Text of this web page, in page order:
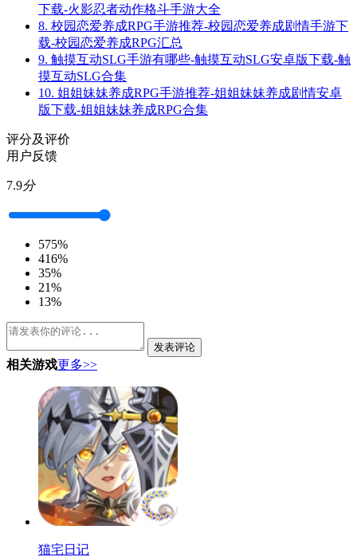
下载-火影忍者动作格斗手游大全
8. 校园恋爱养成RPG手游推荐-校园恋爱养成剧情手游下
载-校园恋爱养成RPG汇总
9. 触摸互动SLG手游有哪些-触摸互动SLG安卓版下载-触
摸互动SLG合集
10. 姐姐妹妹养成RPG手游推荐-姐姐妹妹养成剧情安卓
版下载-姐姐妹妹养成RPG合集
评分及评价
用户反馈
7.9分
575%
416%
35%
21%
13%
发表评论
相关游戏更多>>
猫宅日记